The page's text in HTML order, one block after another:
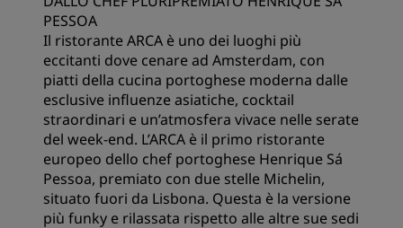
PESSOA
Il ristorante ARCA è uno dei luoghi più
eccitanti dove cenare ad Amsterdam, con
piatti della cucina portoghese moderna dalle
esclusive influenze asiatiche, cocktail
straordinari e un’atmosfera vivace nelle serate
del week-end. L’ARCA è il primo ristorante
europeo dello chef portoghese Henrique Sá
Pessoa, premiato con due stelle Michelin,
situato fuori da Lisbona. Questa è la versione
più funky e rilassata rispetto alle altre sue sedi